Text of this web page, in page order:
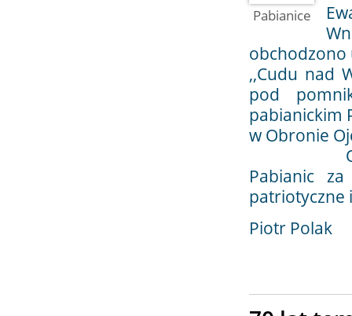
Pabianice
obchodzono
,,Cudu nad
pod
pabianickim
w Obronie
Pabianic
patriotyczne
Piotr Polak